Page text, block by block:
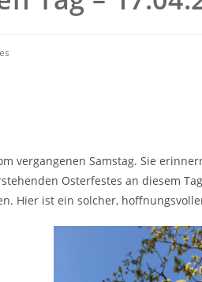
vergangenen Samstag. Sie
Osterfestes an diesem
Hier ist ein solcher,